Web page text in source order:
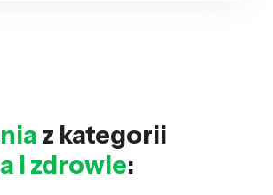
z kategorii
i zdrowie: